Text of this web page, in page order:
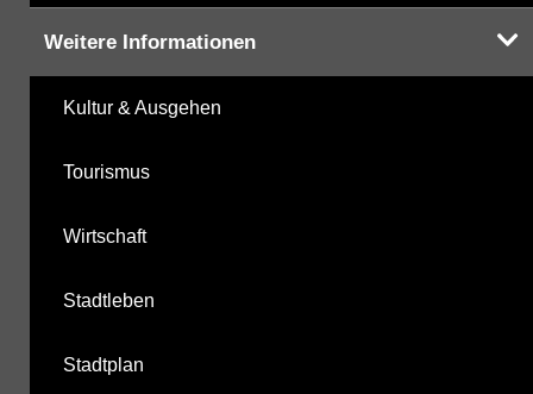
Weitere Informationen
Kultur & Ausgehen
Tourismus
Wirtschaft
Stadtleben
Stadtplan